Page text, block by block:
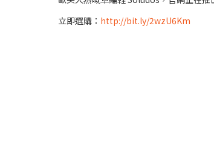
立即選購： http://bit.ly/2wzU6Km